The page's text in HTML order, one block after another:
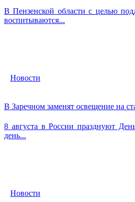
В Пензенской области с целью
воспитываются...
Новости
В Заречном заменят освещение на
8 августа в России празднуют
день...
Новости